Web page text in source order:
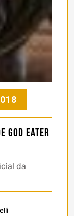
God Eater
da